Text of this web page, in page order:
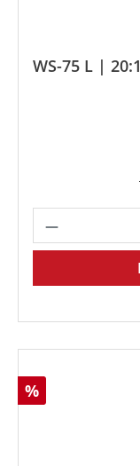
WS-75 L | 20:1
Produkt
Rabatt
%